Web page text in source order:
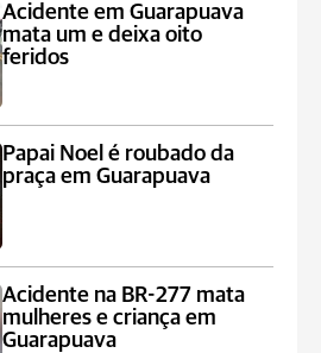
Acidente em Guarapuava
mata um e deixa oito
feridos
Papai Noel é roubado da
praça em Guarapuava
Acidente na BR-277 mata
mulheres e criança em
Guarapuava